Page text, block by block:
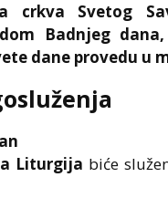
crkva Svetog
Badnjeg
dane provedu u
Liturgija biće